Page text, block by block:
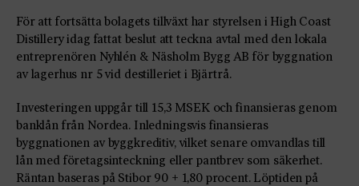
För att fortsätta bolagets tillväxt har styrelsen i High Coast
Distillery idag fattat beslut att teckna avtal med den lokala
entreprenören Nyhlén & Näsholm Bygg AB för byggnation
av lagerhus nr 5 vid destilleriet i Bjärtrå.
Investeringen uppgår till 15,3 MSEK och finansieras genom
banklån från Nordea. Inledningsvis finansieras
byggnationen av byggkreditiv, vilket senare omvandlas till
lån med företagsinteckning eller pantbrev som säkerhet.
Räntan baseras på Stibor 90 + 1,80 procent. Löptiden på